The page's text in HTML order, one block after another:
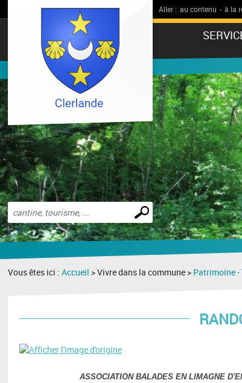
Aller : au contenu - à la
Effectuer
une
recherche
Vous êtes ici :Accueil > Vivre dans la commune > Patrimoine -
ASSOCIATION BALADES EN LIMAGNE